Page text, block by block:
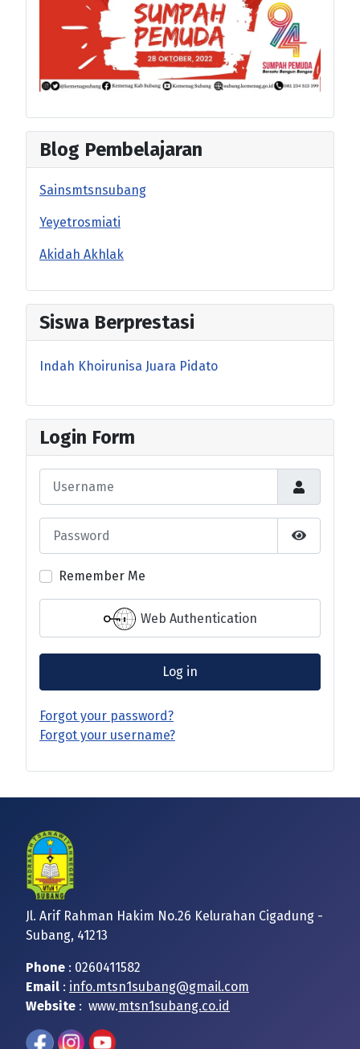
Blog Pembelajaran
Sainsmtsnsubang
Yeyetrosmiati
Akidah Akhlak
Siswa Berprestasi
Indah Khoirunisa Juara Pidato
Login Form
Show
Remember Me
Web Authentication
Log in
Forgot your password?
Forgot your username?
Jl. Arif Rahman Hakim No.26 Kelurahan Cigadung -
Subang, 41213
Phone : 0260411582
Email : info.mtsn1subang@gmail.com
Website : www.mtsn1subang.co.id